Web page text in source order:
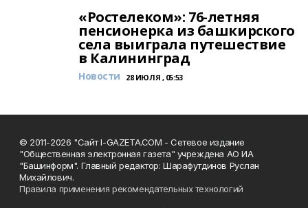
«Ростелеком»: 76-летняя
пенсионерка из башкирского
села выиграла путешествие
в Калининград
Новости 28 ИЮЛЯ , 05:53
© 2011-2026 "Сайт I-GAZETA.COM - Сетевое издание
"Общественная электронная газета" учреждена АО ИА
"Башинформ". Главный редактор: Шарафутдинов Руслан
Михайлович.
Правила применения рекомендательных технологий